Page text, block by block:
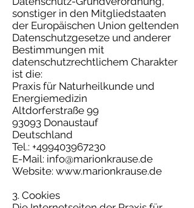
sonstiger in den Mitgliedstaaten
der Europäischen Union geltenden
Datenschutzgesetze und anderer
Bestimmungen mit
datenschutzrechtlichem Charakter
ist die:
Praxis für Naturheilkunde und
Energiemedizin
Altdorferstraße 99
93093 Donaustauf
Deutschland
Tel.: +499403967230
E-Mail: info@marionkrause.de
Website: www.marionkrause.de
3. Cookies